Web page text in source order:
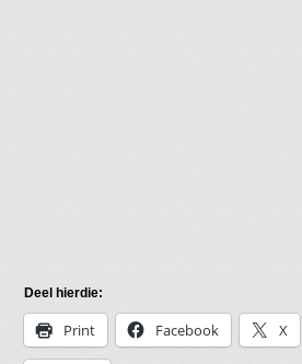
Deel hierdie:
Print Facebook X